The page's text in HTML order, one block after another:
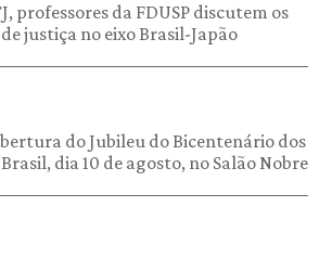
professores da FDUSP discutem os
justiça no eixo Brasil-Japão
do Jubileu do Bicentenário dos
dia 10 de agosto, no Salão Nobre